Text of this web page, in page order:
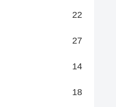
22
27
14
18